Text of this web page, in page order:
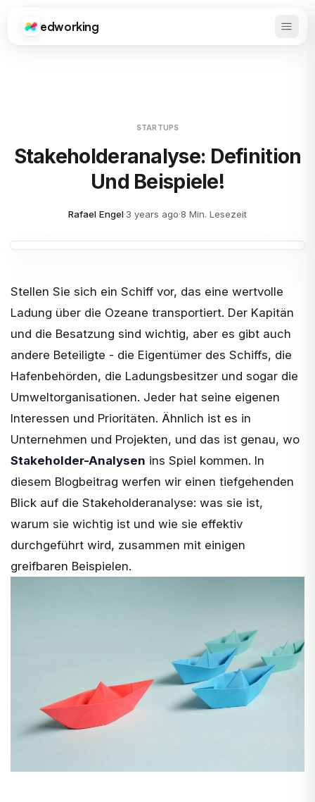
Edworking
edworking
STARTUPS
Stakeholderanalyse: Definition
Und Beispiele!
Rafael Engel·3 years ago·8 Min. Lesezeit
Stellen Sie sich ein Schiff vor, das eine wertvolle
Ladung über die Ozeane transportiert. Der Kapitän
und die Besatzung sind wichtig, aber es gibt auch
andere Beteiligte - die Eigentümer des Schiffs, die
Hafenbehörden, die Ladungsbesitzer und sogar die
Umweltorganisationen. Jeder hat seine eigenen
Interessen und Prioritäten. Ähnlich ist es in
Unternehmen und Projekten, und das ist genau, wo
Stakeholder-Analysen ins Spiel kommen. In
diesem Blogbeitrag werfen wir einen tiefgehenden
Blick auf die Stakeholderanalyse: was sie ist,
warum sie wichtig ist und wie sie effektiv
durchgeführt wird, zusammen mit einigen
greifbaren Beispielen.